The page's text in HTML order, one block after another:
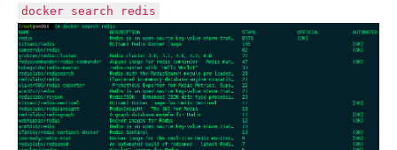
docker search redis